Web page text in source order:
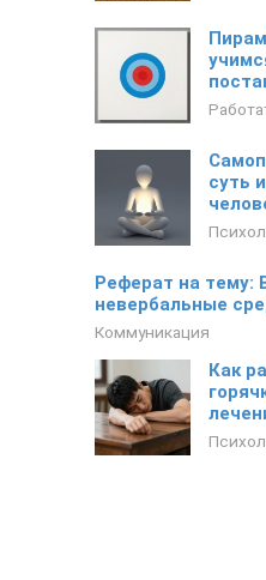
суть
Реферат на тему:
невербальные
Коммуникация
Как